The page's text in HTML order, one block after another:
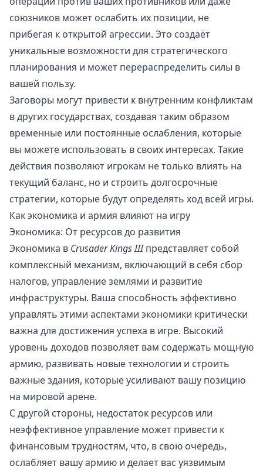
союзников может ослабить их позиции, не
прибегая к открытой агрессии. Это создаёт
уникальные возможности для стратегического
планирования и может перераспределить силы в
вашей пользу.
Заговоры могут привести к внутренним конфликтам
в других государствах, создавая таким образом
временные или постоянные ослабления, которые
вы можете использовать в своих интересах. Такие
действия позволяют игрокам не только влиять на
текущий баланс, но и строить долгосрочные
стратегии, которые будут определять ход всей игры.
Как экономика и армия влияют на игру
Экономика: От ресурсов до развития
Экономика в Crusader Kings IIIпредставляет собой
комплексный механизм, включающий в себя сбор
налогов, управление землями и развитие
инфраструктуры. Ваша способность эффективно
управлять этими аспектами экономики критически
важна для достижения успеха в игре. Высокий
уровень доходов позволяет вам содержать мощную
армию, развивать новые технологии и строить
важные здания, которые усиливают вашу позицию
на мировой арене.
С другой стороны, недостаток ресурсов или
неэффективное управление может привести к
финансовым трудностям, что, в свою очередь,
ослабляет вашу армию и делает вас уязвимым